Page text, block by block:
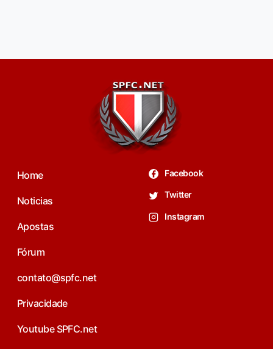
Home
Noticias
Apostas
Fórum
contato@spfc.net
Privacidade
Youtube SPFC.net
Facebook
Twitter
Instagram